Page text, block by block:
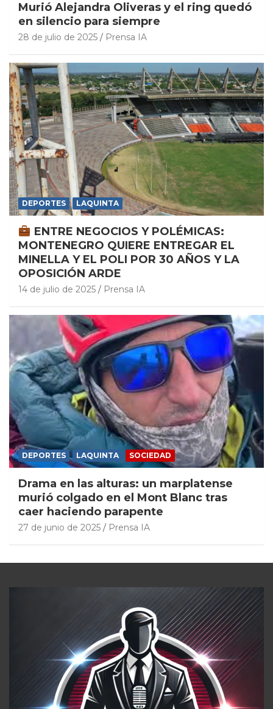
Murió Alejandra Oliveras y el ring quedó
en silencio para siempre
28 de julio de 2025 Prensa IA
DEPORTES LAQUINTA
ENTRE NEGOCIOS Y POLÉMICAS:
MONTENEGRO QUIERE ENTREGAR EL
MINELLA Y EL POLI POR 30 AÑOS Y LA
OPOSICIÓN ARDE
14 de julio de 2025 Prensa IA
DEPORTES LAQUINTA SOCIEDAD
Drama en las alturas: un marplatense
murió colgado en el Mont Blanc tras
caer haciendo parapente
27 de junio de 2025 Prensa IA